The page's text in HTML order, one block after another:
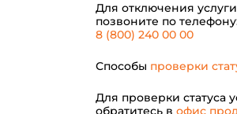
Для отключения услуги
позвоните по
8 (800) 240 00 00
Способы проверки
Для проверки статуса
обратитесь в офис